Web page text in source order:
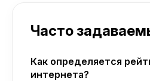
Часто
Как определяется
интернета?